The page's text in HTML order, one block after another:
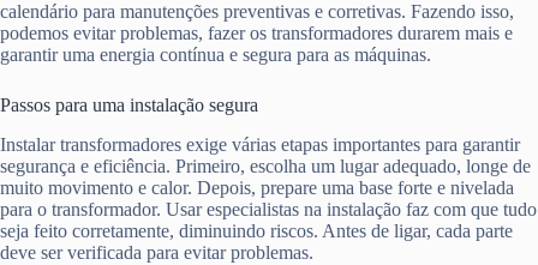
calendário para manutenções preventivas e corretivas. Fazendo isso,
podemos evitar problemas, fazer os transformadores durarem mais e
garantir uma energia contínua e segura para as máquinas.
Passos para uma instalação segura
Instalar transformadores exige várias etapas importantes para garantir
segurança e eficiência. Primeiro, escolha um lugar adequado, longe de
muito movimento e calor. Depois, prepare uma base forte e nivelada
para o transformador. Usar especialistas na instalação faz com que tudo
seja feito corretamente, diminuindo riscos. Antes de ligar, cada parte
deve ser verificada para evitar problemas.